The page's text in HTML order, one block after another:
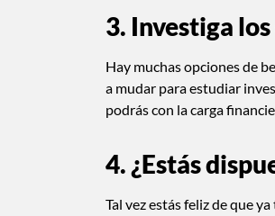
3. Investiga
Hay muchas opciones de
a mudar para estudiar
podrás con la carga
4. ¿Estás
Tal vez estás feliz de que